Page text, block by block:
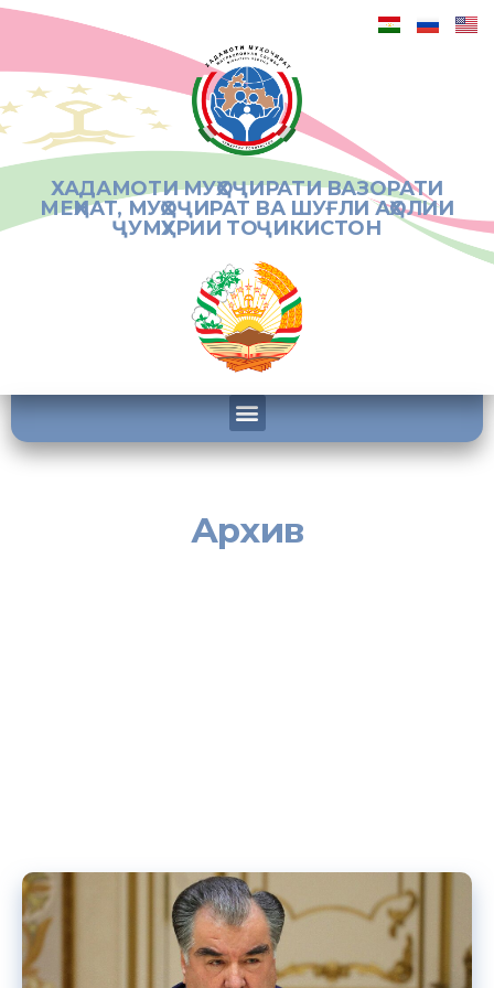
ХАДАМОТИ МУҲОҶИРАТИ ВАЗОРАТИ
МЕҲНАТ, МУҲОҶИРАТ ВА ШУҒЛИ АҲОЛИИ
ҶУМҲУРИИ ТОҶИКИСТОН
Архив